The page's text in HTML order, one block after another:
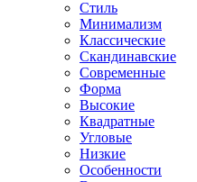
Стиль
Минимализм
Классические
Скандинавские
Современные
Форма
Высокие
Квадратные
Угловые
Низкие
Особенности